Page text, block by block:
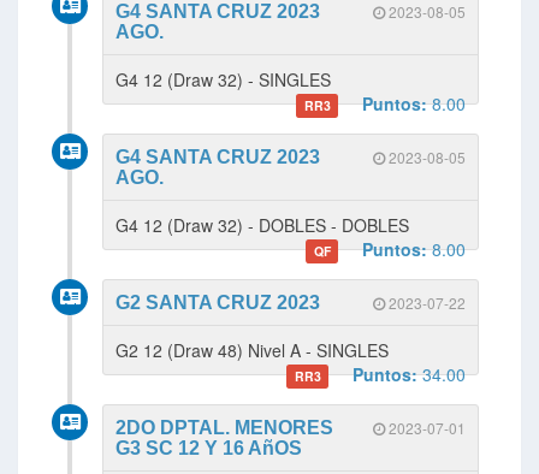
2023-08-05
G4 SANTA CRUZ 2023
AGO.
G4 12 (Draw 32) - SINGLES
RR3 Puntos:8.00
2023-08-05
G4 SANTA CRUZ 2023
AGO.
G4 12 (Draw 32) - DOBLES - DOBLES
QF Puntos:8.00
2023-07-22
G2 SANTA CRUZ 2023
G2 12 (Draw 48) Nivel A - SINGLES
RR3 Puntos:34.00
2023-07-01
2DO DPTAL. MENORES
G3 SC 12 Y 16 AñOS